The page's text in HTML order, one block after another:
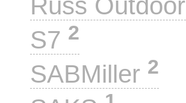
Russ Outdoor
S7 2
SABMiller 2